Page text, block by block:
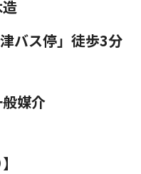
バス停」徒歩3分
媒介